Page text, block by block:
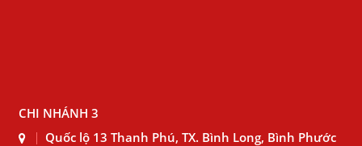
CHI NHÁNH 3
Quốc lộ 13 Thanh Phú, TX. Bình Long, Bình Phước